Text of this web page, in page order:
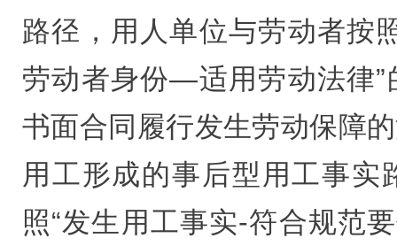
路径，用人单位与劳动者按
劳动者身份—适用劳动法律
书面合同履行发生劳动保障
用工形成的事后型用工事实
照“发生用工事实-符合规范